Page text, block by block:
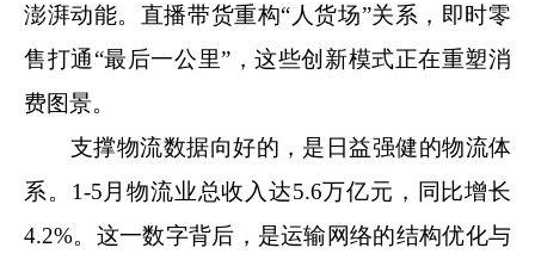
澎湃动能。直播带货重构“ 人货场”关系，即时零
售打通“最后一公里” ，这些创新模式正在重塑消
费图景。
支撑物流数据向好的，是日益强健的物流体
系。 1-5 月物流业总收入达5.6万亿元，同比增长
4.2%。这一数字背后，是运输网络的结构优化与